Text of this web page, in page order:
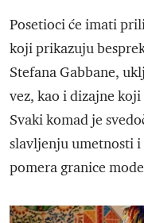
Posetioci će imati
koji prikazuju
Stefana Gabbane,
vez, kao i dizajne
Svaki komad je
slavljenju umetnosti
pomera granice